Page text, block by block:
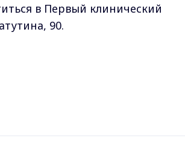
в Первый клинический
90.